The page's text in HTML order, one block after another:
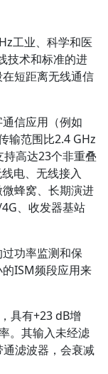
工业、科学和医
技术和标准的进
短距离无线通信
信应用（例如
输范围比2.4 GHz
高达23个非重叠
电、无线接入
蜂窝、长期演进
、收发器基站
功率监测和保
ISM频段应用来
具有+23 dB增
。其输入未经滤
滤波器，会衰减